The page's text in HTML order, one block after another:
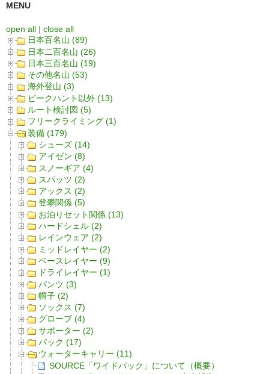
MENU
open all | close all
日本百名山 (89)
日本二百名山 (26)
日本三百名山 (19)
その他名山 (53)
海外登山 (3)
ピークハント以外 (13)
ルート検討図 (5)
フリークライミング (1)
装備 (179)
シューズ (14)
アイゼン (8)
スノーギア (4)
スパッツ (2)
アックス (2)
登攀関係 (5)
お泊りセット関係 (13)
ハードシェル (2)
レインウェア (2)
ミッドレイヤー (2)
ベースレイヤー (9)
ドライレイヤー (1)
パンツ (3)
帽子 (2)
ソックス (7)
グローブ (4)
サポーター (2)
パック (17)
ウォーターキャリー (11)
SOURCE「ワイドパック」について（概要）